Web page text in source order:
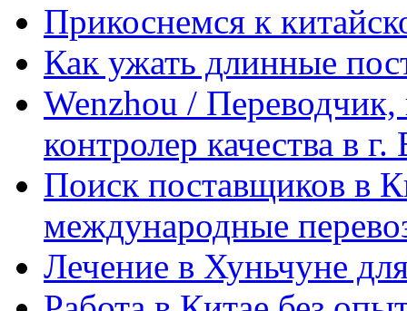
Прикоснемся к
Как ужать длинные
Wenzhou / Переводчик,
контролер качества в
Поиск поставщиков в
международные
Лечение в Хуньчуне